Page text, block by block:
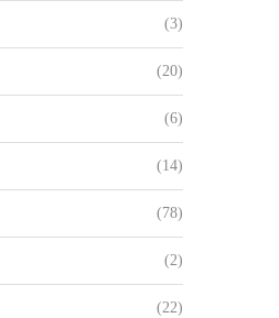
(3)
(20)
(6)
(14)
(78)
(2)
(22)